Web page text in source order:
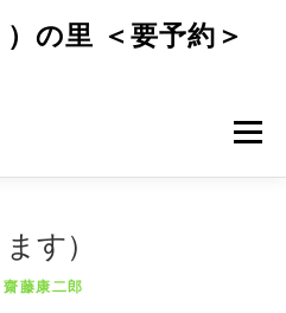
の里 ＜要予約＞
メニュー
す）
齋藤康二郎